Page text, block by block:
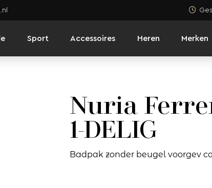
Sport Accessoires Heren Merken
Nuria
1-DELIG
Badpak zonder beugel voorgev